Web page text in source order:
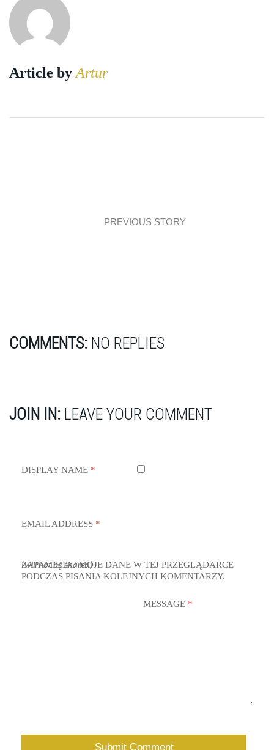
Article byArtur
PREVIOUS STORY
COMMENTS: NO REPLIES
JOIN IN: LEAVE YOUR COMMENT
DISPLAY NAME *
EMAIL ADDRESS *
(will not be shared)
ZAPAMIĘTAJ MOJE DANE W TEJ PRZEGLĄDARCE
PODCZAS PISANIA KOLEJNYCH KOMENTARZY.
MESSAGE *